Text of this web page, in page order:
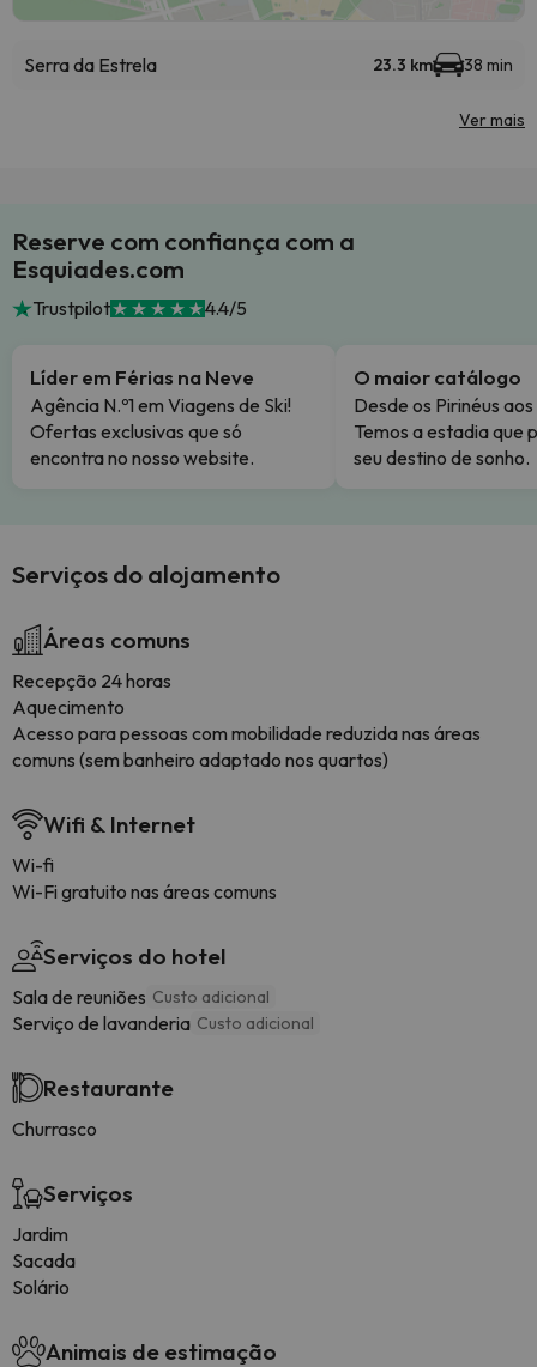
Serra da Estrela 23.3 km 38 min
Ver mais
Reserve com confiança com a
Esquiades.com
Trustpilot 4.4/5
Líder em Férias na Neve
Agência N.º1 em Viagens de Ski!
Ofertas exclusivas que só
encontra no nosso website.
O maior catálogo
Desde os Pirinéus
Temos a estadia que
seu destino de sonho.
Serviços do alojamento
Áreas comuns
Recepção 24 horas
Aquecimento
Acesso para pessoas com mobilidade reduzida nas áreas
comuns (sem banheiro adaptado nos quartos)
Wifi & Internet
Wi-fi
Wi-Fi gratuito nas áreas comuns
Serviços do hotel
Sala de reuniões Custo adicional
Serviço de lavanderia Custo adicional
Restaurante
Churrasco
Serviços
Jardim
Sacada
Solário
Animais de estimação